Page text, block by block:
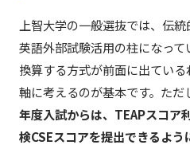
上智大学の一般選抜では、伝
英語外部試験活用の柱になっ
換算する方式が前面に出てい
軸に考えるのが基本です。ただ
年度入試からは、TEAPスコア
検CSEスコアを提出できるよう